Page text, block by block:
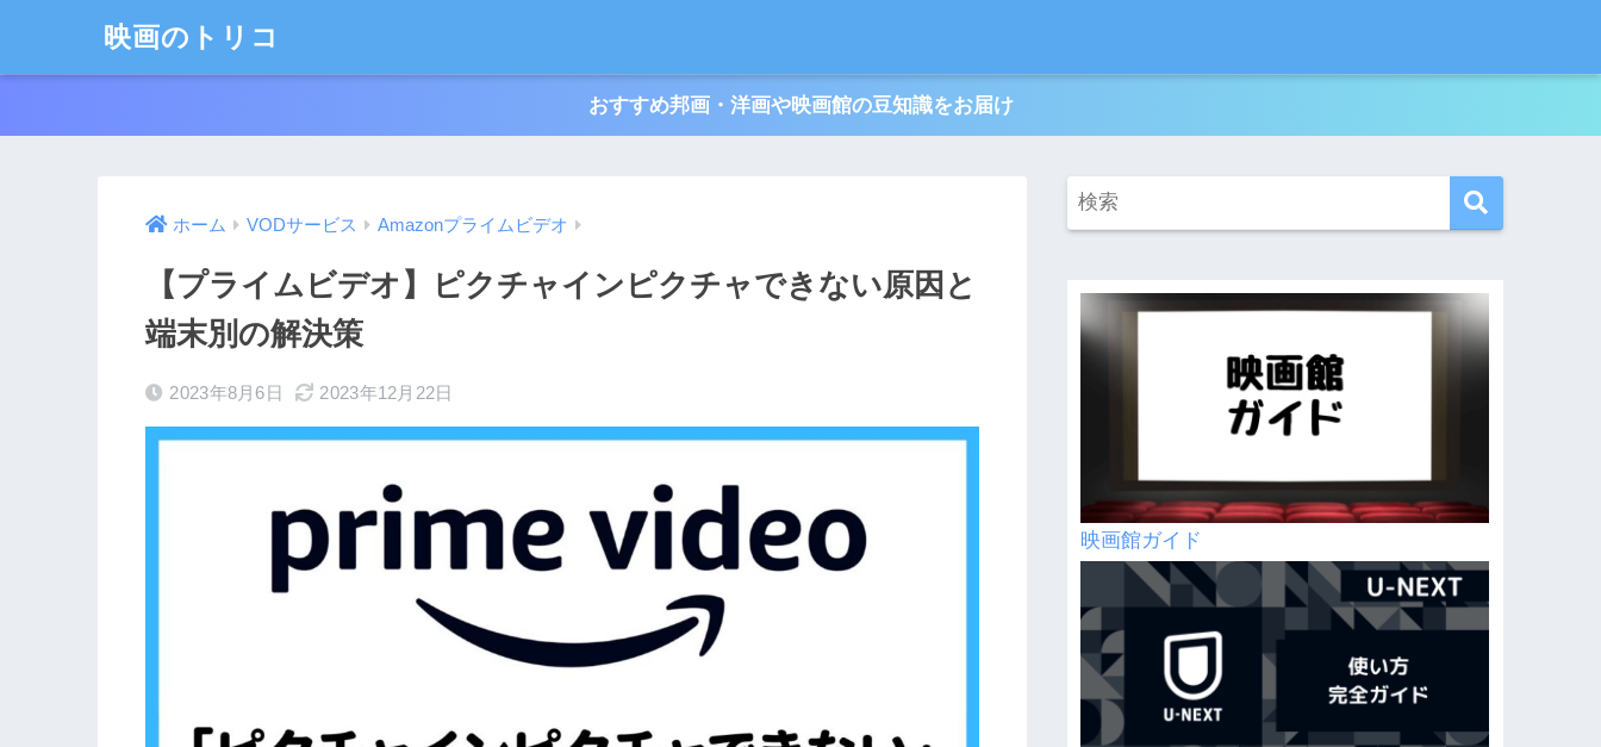
映画のトリコ
おすすめ邦画・洋画や映画館の豆知識をお届け
ホーム VODサービス Amazonプライムビデオ
【プライムビデオ】ピクチャインピクチャできない原因と
端末別の解決策
2023年8月6日 2023年12月22日
映画館ガイド